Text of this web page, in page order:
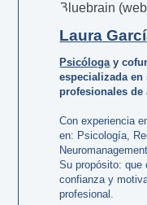
Laura
Psicóloga y
especializada
profesionales de
Con experiencia
en: Psicología,
Neuromanagement.
Su propósito: que
confianza y
profesional.